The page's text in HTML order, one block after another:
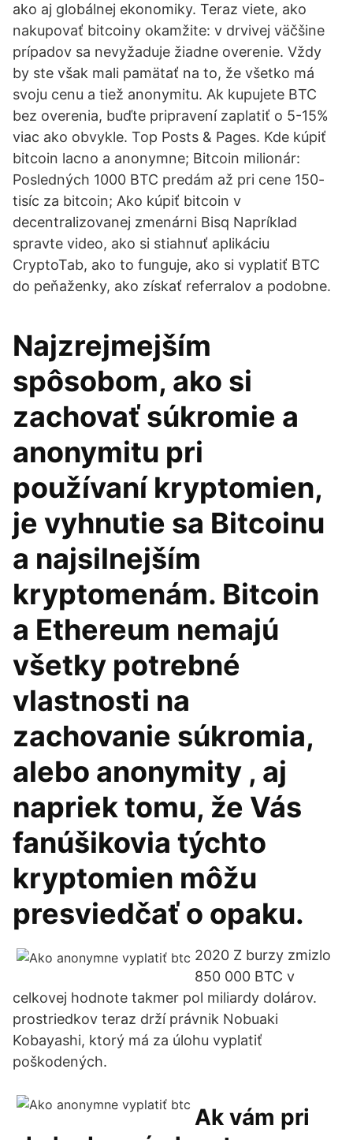
ako aj globálnej ekonomiky. Teraz viete, ako
nakupovať bitcoiny okamžite: v drvivej väčšine
prípadov sa nevyžaduje žiadne overenie. Vždy
by ste však mali pamätať na to, že všetko má
svoju cenu a tiež anonymitu. Ak kupujete BTC
bez overenia, buďte pripravení zaplatiť o 5-15%
viac ako obvykle. Top Posts & Pages. Kde kúpiť
bitcoin lacno a anonymne; Bitcoin milionár:
Posledných 1000 BTC predám až pri cene 150-
tisíc za bitcoin; Ako kúpiť bitcoin v
decentralizovanej zmenárni Bisq Napríklad
spravte video, ako si stiahnuť aplikáciu
CryptoTab, ako to funguje, ako si vyplatiť BTC
do peňaženky, ako získať referralov a podobne.
Najzrejmejším
spôsobom, ako si
zachovať súkromie a
anonymitu pri
používaní kryptomien,
je vyhnutie sa Bitcoinu
a najsilnejším
kryptomenám. Bitcoin
a Ethereum nemajú
všetky potrebné
vlastnosti na
zachovanie súkromia,
alebo anonymity , aj
napriek tomu, že Vás
fanúšikovia týchto
kryptomien môžu
presviedčať o opaku.
2020 Z burzy zmizlo
850 000 BTC v
celkovej hodnote takmer pol miliardy dolárov.
prostriedkov teraz drží právnik Nobuaki
Kobayashi, ktorý má za úlohu vyplatiť
poškodených.
Ak vám pri